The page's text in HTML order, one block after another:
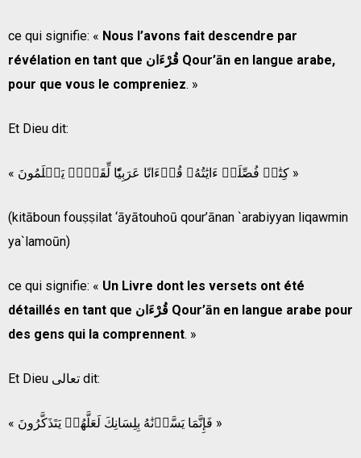
ce qui signifie: « Nous l’avons fait descendre par
révélation en tant que قُرْءَان Qour’ān en langue arabe,
pour que vous le compreniez. »
Et Dieu dit:
« كِتَٰبٞ فُصِّلَتۡ ءَايَٰتُهُۥ قُرۡءَانًا عَرَبِيّٗا لِّقَوۡمٖ يَعۡلَمُونَ »
(kitāboun fouṣṣilat ‘āyātouhoū qour’ānan `arabiyyan liqawmin
ya`lamoūn)
ce qui signifie: « Un Livre dont les versets ont été
détaillés en tant que قُرْءَان Qour’ān en langue arabe pour
des gens qui la comprennent. »
Et Dieu تعالى dit:
« فَإِنَّمَا يَسَّرۡنَٰهُ بِلِسَانِكَ لَعَلَّهُمۡ يَتَذَكَّرُونَ »